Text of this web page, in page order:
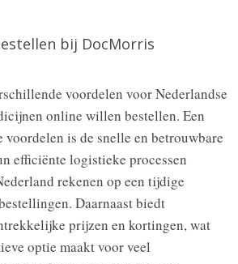
bij DocMorris
voordelen voor Nederlandse
online willen bestellen. Een
is de snelle en betrouwbare
efficiënte logistieke processen
rekenen op een tijdige
Daarnaast biedt
prijzen en kortingen, wat
optie maakt voor veel